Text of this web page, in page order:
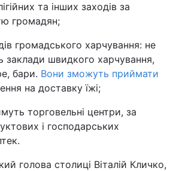
та інших заходів за
громадян;
громадського харчування: не
заклади швидкого харчування,
бари. Вони зможуть приймати
на доставку їжі;
торговельні центри, за
і господарських
голова столиці Віталій Кличко,